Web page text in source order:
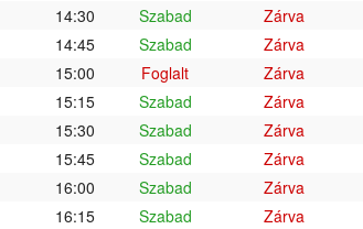
14:30
Szabad Zárva
14:45
Szabad Zárva
15:00
Foglalt Zárva
15:15
Szabad Zárva
15:30
Szabad Zárva
15:45
Szabad Zárva
16:00
Szabad Zárva
16:15
Szabad Zárva